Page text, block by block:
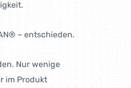
– entschieden.
Nur wenige
im Produkt